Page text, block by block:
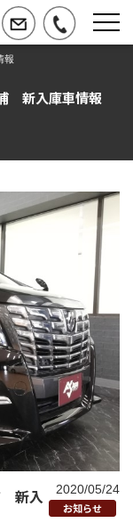
報
新入庫車情報
新入
2020/05/24
お知らせ